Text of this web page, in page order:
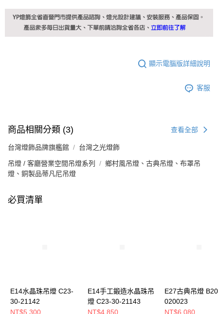
顯示電腦版詳細說明
客服
商品相關分類 (3) 查看全部
台灣燈飾品牌旗艦館 台灣之光燈飾
吊燈 / 客廳營業空間吊燈系列
鄉村風吊燈、古典吊燈、布罩吊
燈、銅製品蒂凡尼吊燈
必買清單
E14水晶珠吊燈 C23-
30-21142
NT$5,300
E14手工鍛造水晶珠吊
燈 C23-30-21143
NT$4,850
E27古典吊燈
020023
NT$6,080